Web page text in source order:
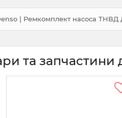
| Ремкомплект насоса ТНВД
та запчастини